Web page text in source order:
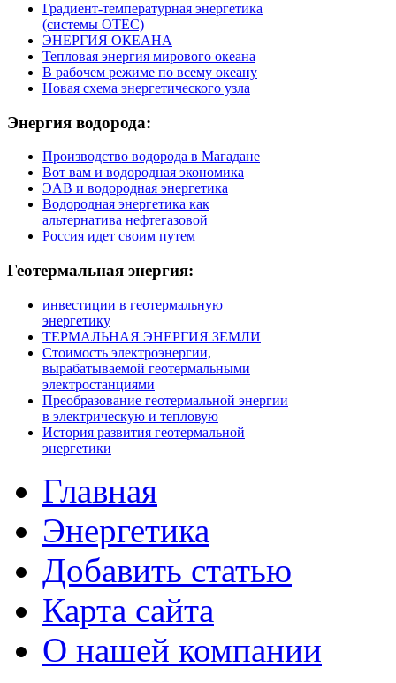
Градиент-температурная энергетика
(системы ОТЕС)
ЭНЕРГИЯ ОКЕАНА
Тепловая энергия мирового океана
В рабочем режиме по всему океану
Новая схема энергетического узла
Энергия водорода:
Производство водорода в Магадане
Вот вам и водородная экономика
ЭАВ и водородная энергетика
Водородная энергетика как
альтернатива нефтегазовой
Россия идет своим путем
Геотермальная энергия:
инвестиции в геотермальную
энергетику
ТЕРМАЛЬНАЯ ЭНЕРГИЯ ЗЕМЛИ
Стоимость электроэнергии,
вырабатываемой геотермальными
электростанциями
Преобразование геотермальной энергии
в электрическую и тепловую
История развития геотермальной
энергетики
Главная
Энергетика
Добавить статью
Карта сайта
О нашей компании